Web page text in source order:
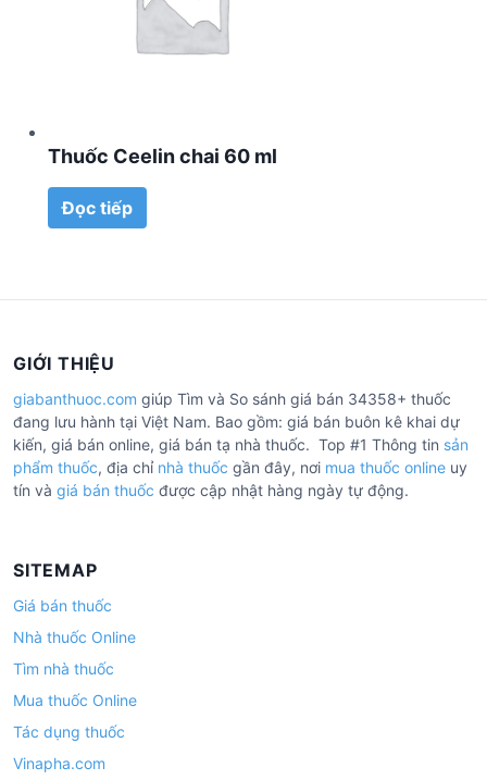
Thuốc Ceelin chai 60 ml
Đọc tiếp
GIỚI THIỆU
giabanthuoc.com giúp Tìm và So sánh giá bán 34358+ thuốc
đang lưu hành tại Việt Nam. Bao gồm: giá bán buôn kê khai dự
kiến, giá bán online, giá bán tạ nhà thuốc. Top #1 Thông tin sản
phẩm thuốc, địa chỉ nhà thuốc gần đây, nơi mua thuốc online uy
tín và giá bán thuốc được cập nhật hàng ngày tự động.
SITEMAP
Giá bán thuốc
Nhà thuốc Online
Tìm nhà thuốc
Mua thuốc Online
Tác dụng thuốc
Vinapha.com